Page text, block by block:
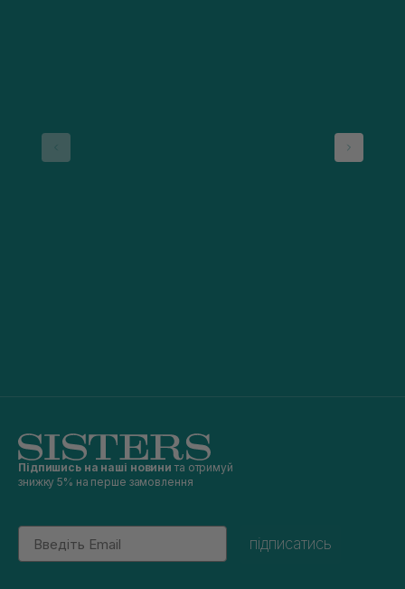
Підпишись на наші новини та отримуй
знижку 5% на перше замовлення
Email
підписатись